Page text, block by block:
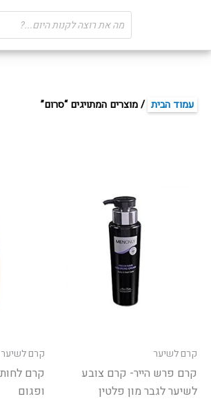
Products
search
עמוד הבית / מוצרים המתויגים “סרום”
קרם לשיער
קרם פרש הייר- קרם צובע
לשיער לגבר מון פלטין
קרם לשיער
קרם
ופגום